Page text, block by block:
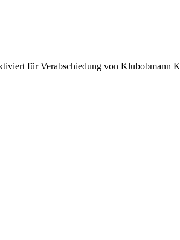
für Verabschiedung von Klubobmann